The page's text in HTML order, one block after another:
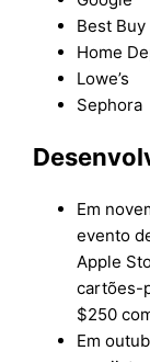
Best Buy
Home
Lowe’s
Sephora
Em
evento
Apple
cartões-
$250
Em